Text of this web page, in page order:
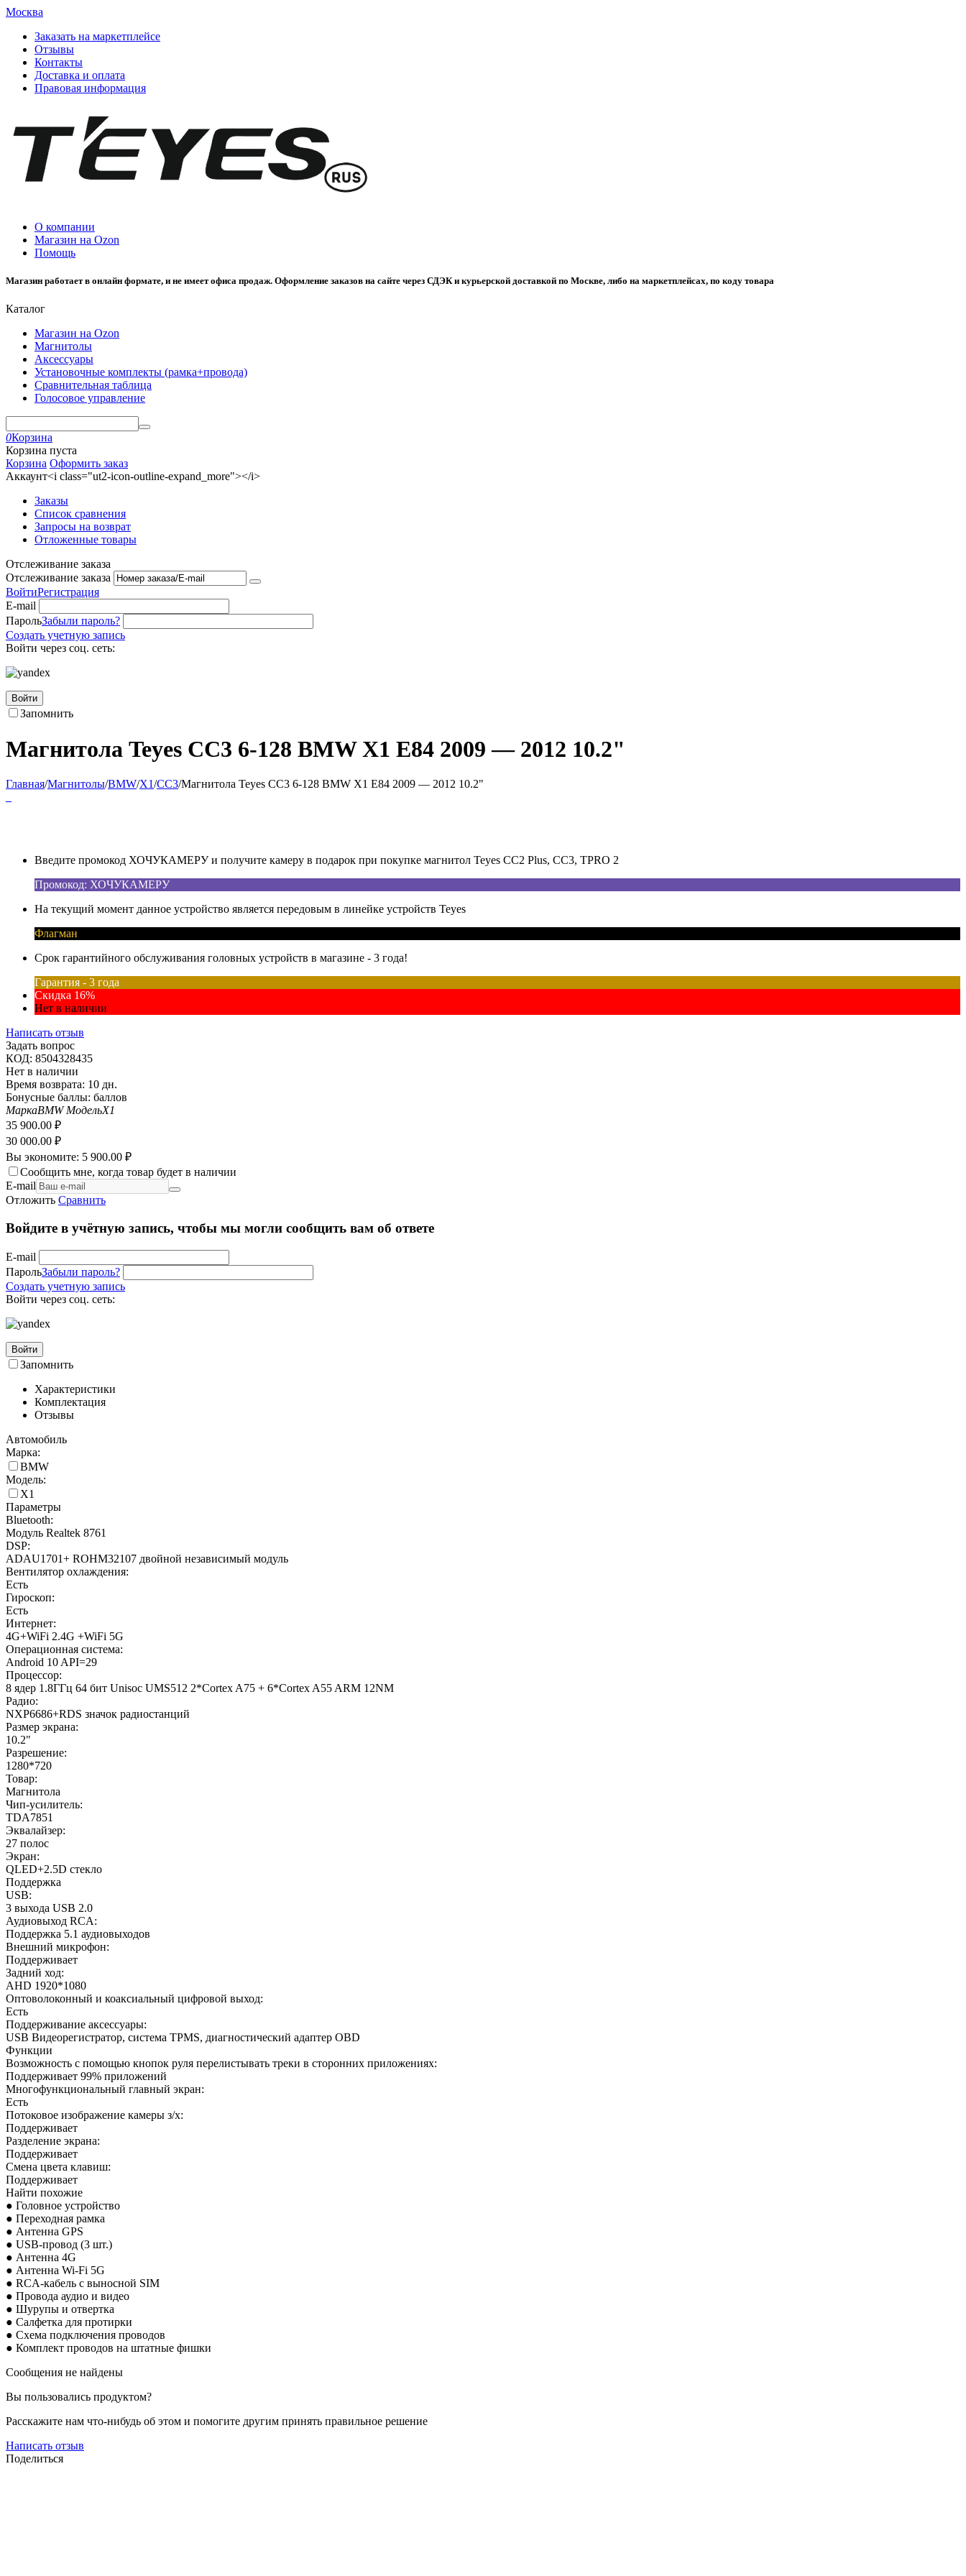
Москва
Заказать на маркетплейсе
Отзывы
Контакты
Доставка и оплата
Правовая информация
О компании
Магазин на Ozon
Помощь
Магазин работает в онлайн формате, и не имеет офиса продаж. Оформление заказов на сайте через СДЭК и курьерской доставкой по Москве, либо на маркетплейсах, по коду товара
Каталог
Магазин на Ozon
Магнитолы
Аксессуары
Установочные комплекты (рамка+провода)
Сравнительная таблица
Голосовое управление
0Корзина
Корзина пуста
Корзина Оформить заказ
Аккаунт<i class="ut2-icon-outline-expand_more"></i>
Заказы
Список сравнения
Запросы на возврат
Отложенные товары
Отслеживание заказа
Отслеживание заказа
ВойтиРегистрация
E-mail
ПарольЗабыли пароль?
Создать учетную запись
Войти через соц. сеть:
Войти
Запомнить
Магнитола Teyes CC3 6-128 BMW X1 E84 2009 — 2012 10.2"
Главная/Магнитолы/BMW/X1/CC3/Магнитола Teyes CC3 6-128 BMW X1 E84 2009 — 2012 10.2"
Введите промокод ХОЧУКАМЕРУ и получите камеру в подарок при покупке магнитол Teyes CC2 Plus, CC3, TPRO 2
Промокод: ХОЧУКАМЕРУ
На текущий момент данное устройство является передовым в линейке устройств Teyes
Флагман
Срок гарантийного обслуживания головных устройств в магазине - 3 года!
Гарантия - 3 года
Скидка 16%
Нет в наличии
Написать отзыв
Задать вопрос
КОД: 8504328435
Нет в наличии
Время возврата: 10 дн.
Бонусные баллы: баллов
МаркаBMW МодельX1
35 900.00 ₽
30 000.00 ₽
Вы экономите: 5 900.00 ₽
Сообщить мне, когда товар будет в наличии
E-mail
Отложить Сравнить
Войдите в учётную запись, чтобы мы могли сообщить вам об ответе
E-mail
ПарольЗабыли пароль?
Создать учетную запись
Войти через соц. сеть:
Войти
Запомнить
Характеристики
Комплектация
Отзывы
Автомобиль
Марка:
BMW
Модель:
X1
Параметры
Bluetooth:
Модуль Realtek 8761
DSP:
ADAU1701+ ROHM32107 двойной независимый модуль
Вентилятор охлаждения:
Есть
Гироскоп:
Есть
Интернет:
4G+WiFi 2.4G +WiFi 5G
Операционная система:
Android 10 API=29
Процессор:
8 ядер 1.8ГГц 64 бит Unisoc UMS512 2*Cortex A75 + 6*Cortex A55 ARM 12NM
Радио:
NXP6686+RDS значок радиостанций
Размер экрана:
10.2"
Разрешение:
1280*720
Товар:
Магнитола
Чип-усилитель:
TDA7851
Эквалайзер:
27 полос
Экран:
QLED+2.5D стекло
Поддержка
USB:
3 выхода USB 2.0
Аудиовыход RCA:
Поддержка 5.1 аудиовыходов
Внешний микрофон:
Поддерживает
Задний ход:
AHD 1920*1080
Оптоволоконный и коаксиальный цифровой выход:
Есть
Поддерживание аксессуары:
USB Видеорегистратор, система TPMS, диагностический адаптер OBD
Функции
Возможность с помощью кнопок руля перелистывать треки в сторонних приложениях:
Поддерживает 99% приложений
Многофункциональный главный экран:
Есть
Потоковое изображение камеры з/х:
Поддерживает
Разделение экрана:
Поддерживает
Смена цвета клавиш:
Поддерживает
Найти похожие
● Головное устройство
● Переходная рамка
● Антенна GPS
● USB-провод (3 шт.)
● Антенна 4G
● Антенна Wi-Fi 5G
● RCA-кабель с выносной SIM
● Провода аудио и видео
● Шурупы и отвертка
● Салфетка для протирки
● Схема подключения проводов
● Комплект проводов на штатные фишки
Сообщения не найдены
Вы пользовались продуктом?
Расскажите нам что-нибудь об этом и помогите другим принять правильное решение
Написать отзыв
Поделиться